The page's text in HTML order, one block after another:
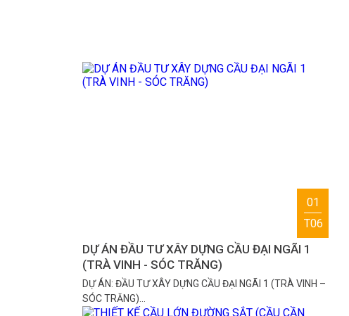
01
T06
DỰ ÁN ĐẦU TƯ XÂY DỰNG CẦU ĐẠI NGÃI 1
(TRÀ VINH - SÓC TRĂNG)
DỰ ÁN: ĐẦU TƯ XÂY DỰNG CẦU ĐẠI NGÃI 1 (TRÀ VINH –
SÓC TRĂNG)…